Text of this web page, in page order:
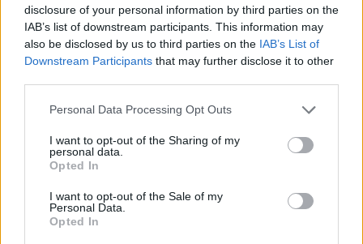
disclosure of your personal information by third parties on the
IAB’s list of downstream participants. This information may
also be disclosed by us to third parties on the IAB’s List of
Downstream Participants that may further disclose it to other
Please note that this website/app uses one or more Google
not limited to your visit or usage behaviour. You may click to
grant or deny consent to Google and its third-party tags to
use your data for below specified purposes in below Google
consent section.
Personal Data Processing Opt Outs
I want to opt-out of the Sharing of my
personal data.
Opted In
I want to opt-out of the Sale of my
Personal Data.
Opted In
Continua a leggere
RECENSIONI TECH